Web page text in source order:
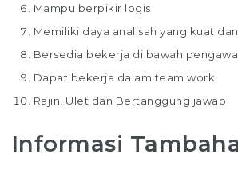
Mampu berpikir logis
Memiliki daya analisah yang kuat
Bersedia bekerja di bawah
Dapat bekerja dalam team work
Rajin, Ulet dan Bertanggung jawab
Informasi